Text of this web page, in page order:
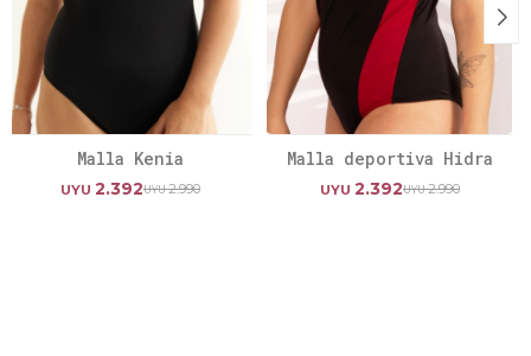
Malla Kenia
UYU 2.392UYU2.990
Malla deportiva Hidra
UYU 2.392UYU2.990